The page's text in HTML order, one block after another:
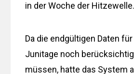
in der Woche der Hitzewelle.
Da die endgültigen Daten
Junitage noch
müssen, hatte das System